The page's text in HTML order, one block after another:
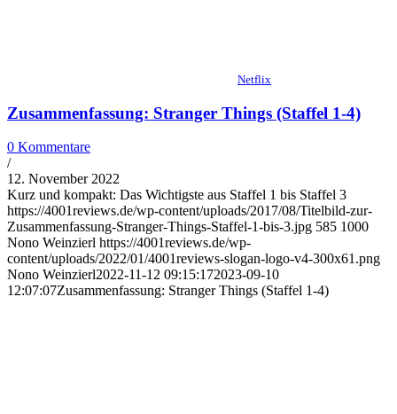
Netflix
Zusammenfassung: Stranger Things (Staffel 1-4)
0 Kommentare
/
12. November 2022
Kurz und kompakt: Das Wichtigste aus Staffel 1 bis Staffel 3
https://4001reviews.de/wp-content/uploads/2017/08/Titelbild-zur-
Zusammenfassung-Stranger-Things-Staffel-1-bis-3.jpg 585 1000
Nono Weinzierl https://4001reviews.de/wp-
content/uploads/2022/01/4001reviews-slogan-logo-v4-300x61.png
Nono Weinzierl2022-11-12 09:15:172023-09-10
12:07:07Zusammenfassung: Stranger Things (Staffel 1-4)